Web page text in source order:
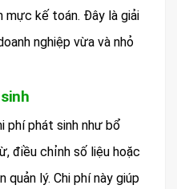
mực kế toán. Đây là giải
nghiệp vừa và nhỏ
phí phát sinh như bổ
điều chỉnh số liệu hoặc
lý. Chi phí này giúp